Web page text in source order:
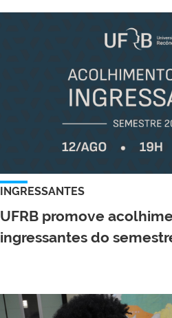
INGRESSANTES
UFRB promove
ingressantes do